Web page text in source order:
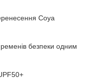
Coya
ременів безпеки одним